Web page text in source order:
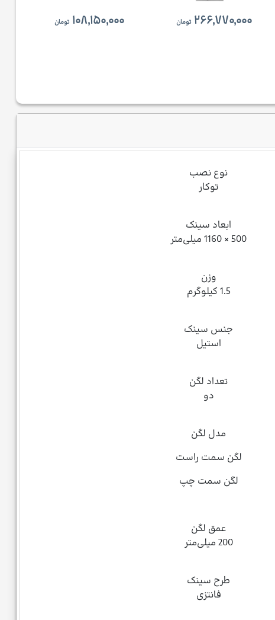
۱۰۸,۱۵۰,۰۰۰ تومان ۲۶۶,۷۷۰,۰۰۰ تومان
نوع نصب
توکار
ابعاد سینک
500 × 1160 میلی‌متر
وزن
1.5 کیلوگرم
جنس سینک
استیل
تعداد لگن
دو
مدل لگن
لگن سمت راست
لگن سمت چپ
عمق لگن
200 میلی‌متر
طرح سینک
فانتزی